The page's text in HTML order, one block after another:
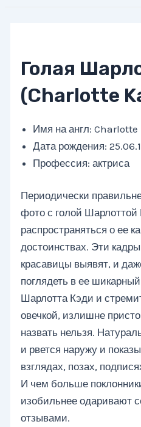
Голая
(Charlotte
Имя на англ: Charlotte
Дата рождения:
Профессия: актриса
Периодически
фото с голой Шарлоттой
распространяться о ее
достоинствах. Эти
красавицы выявят, и
поглядеть в ее
Шарлотта Кэди и
овечкой, излишне
назвать нельзя.
и рвется наружу и
взглядах, позах,
И чем больше
изобильнее одаривают
отзывами.